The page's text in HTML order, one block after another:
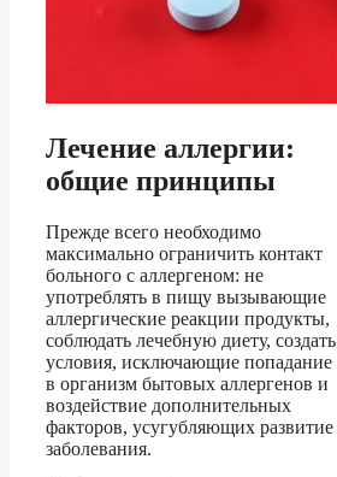
Лечение аллергии:
общие принципы
Прежде всего необходимо
максимально ограничить контакт
больного с аллергеном: не
употреблять в пищу вызывающие
аллергические реакции продукты,
соблюдать лечебную диету, создать
условия, исключающие попадание
в организм бытовых аллергенов и
воздействие дополнительных
факторов, усугубляющих развитие
заболевания.